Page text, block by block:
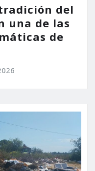
del
una de las
de